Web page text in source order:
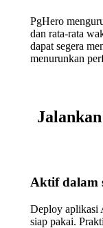
PgHero
dan rata-rata
dapat segera
menurunkan
Aktif dalam
Deploy aplikasi
siap pakai.